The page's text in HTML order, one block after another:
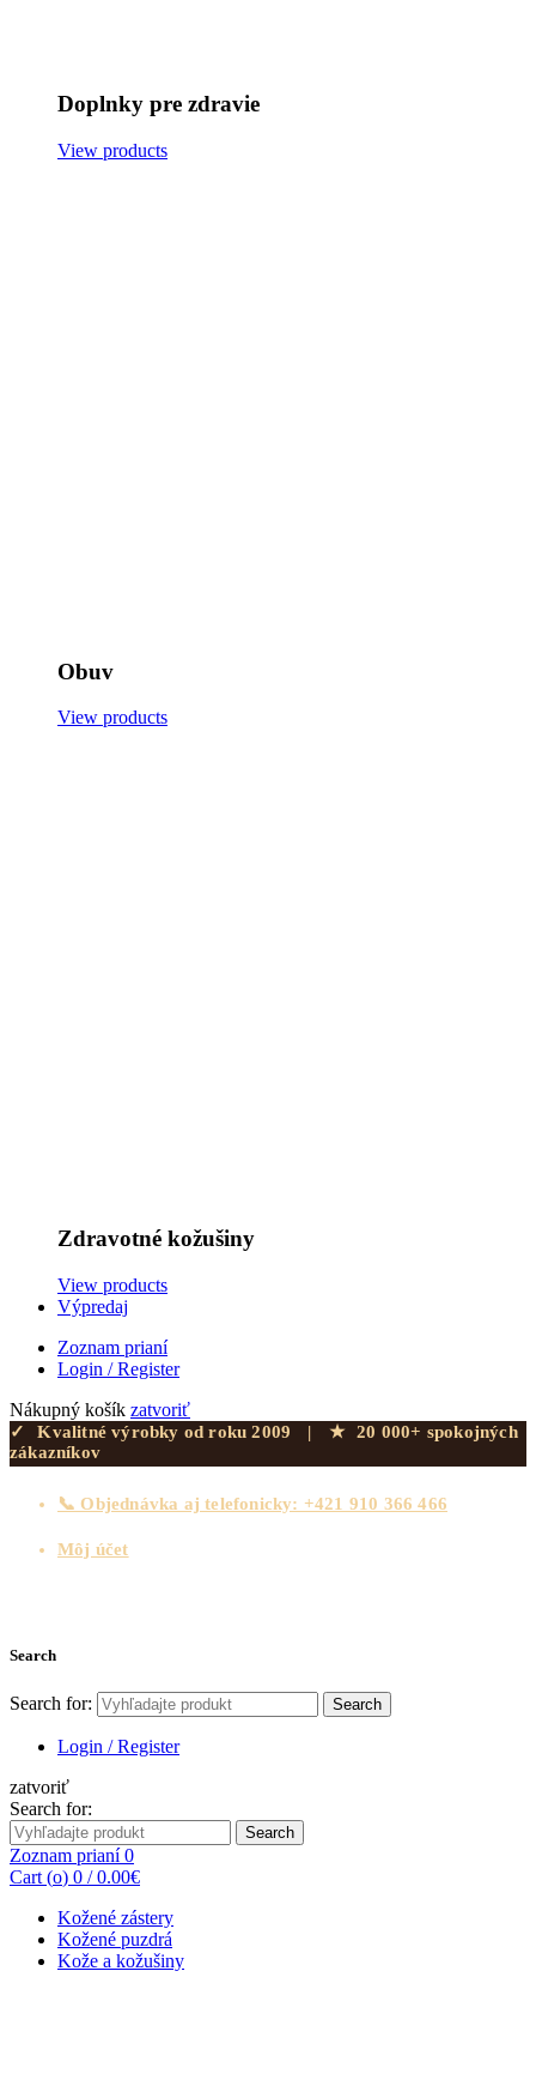
Doplnky pre zdravie
View products
Obuv
View products
Zdravotné kožušiny
View products
Výpredaj
Zoznam prianí
Login / Register
Nákupný košík zatvoriť
✓ Kvalitné výrobky od roku 2009 | ★
20 000+ spokojných
zákazníkov
📞 Objednávka aj telefonicky: +421 910 366 466
Môj účet
Search
Search for: Search
Login / Register
zatvoriť
Search for:
Search
Zoznam prianí0
Cart (o) 0 / 0.00€
Kožené zástery
Kožené puzdrá
Kože a kožušiny